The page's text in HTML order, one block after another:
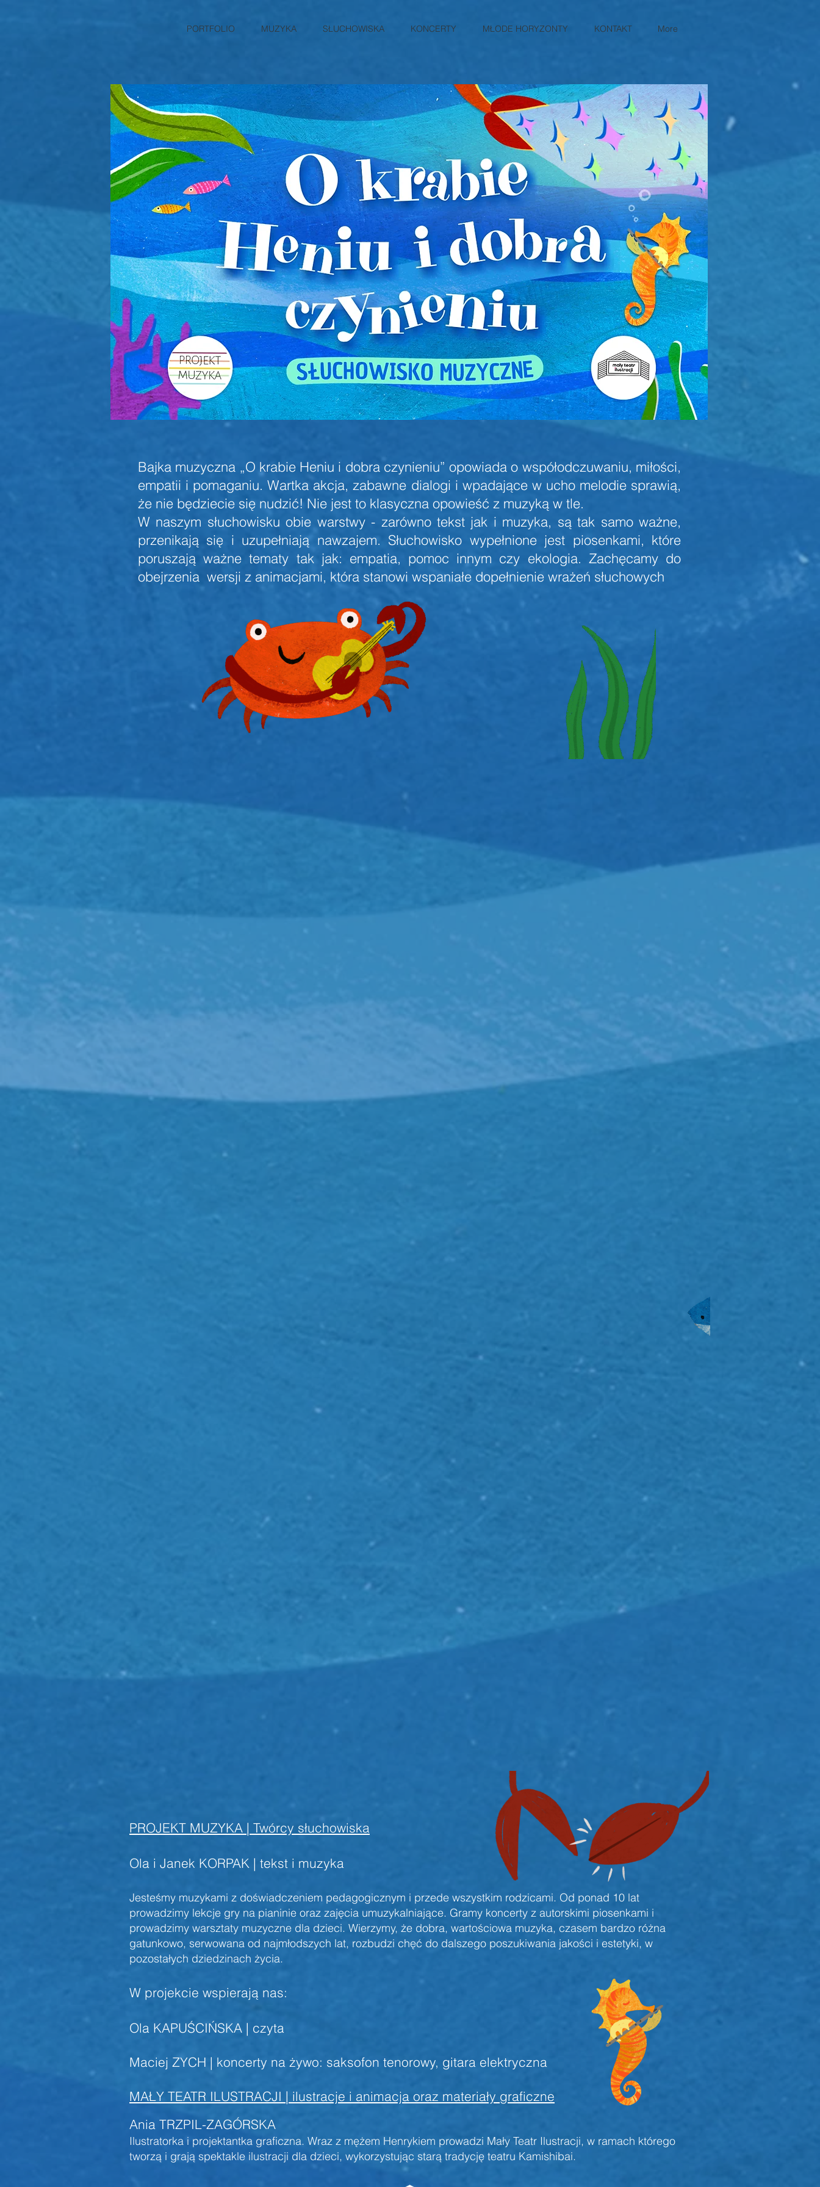
PORTFOLIO MUZYKA SŁUCHOWISKA KONCERTY MŁODE HORYZONTY KONTAKT More
Bajka muzyczna „O krabie Heniu i dobra czynieniu” opowiada o współodczuwaniu, miłości,
empatii i pomaganiu. Wartka akcja, zabawne dialogi i wpadające w ucho melodie sprawią,
że nie będziecie się nudzić! Nie jest to klasyczna opowieść z muzyką w tle.
W naszym słuchowisku obie warstwy - zarówno tekst jak i muzyka, są tak samo ważne,
przenikają się i uzupełniają nawzajem. Słuchowisko wypełnione jest piosenkami, które
poruszają ważne tematy tak jak: empatia, pomoc innym czy ekologia. Zachęcamy do
obejrzenia wersji z animacjami, która stanowi wspaniałe dopełnienie wrażeń słuchowych
PROJEKT MUZYKA | Twórcy słuchowiska
Ola i Janek KORPAK | tekst i muzyka
Jesteśmy muzykami z doświadczeniem pedagogicznym i przede wszystkim rodzicami. Od ponad 10 lat
prowadzimy lekcje gry na pianinie oraz zajęcia umuzykalniające. Gramy koncerty z autorskimi piosenkami i
prowadzimy warsztaty muzyczne dla dzieci. Wierzymy, że dobra, wartościowa muzyka, czasem bardzo różna
gatunkowo, serwowana od najmłodszych lat, rozbudzi chęć do dalszego poszukiwania jakości i estetyki, w
pozostałych dziedzinach życia.
W projekcie wspierają nas:
Ola KAPUŚCIŃSKA | czyta
Maciej ZYCH | koncerty na żywo: saksofon tenorowy, gitara elektryczna
MAŁY TEATR ILUSTRACJI | ilustracje i animacja oraz materiały graficzne
Ania TRZPIL-ZAGÓRSKA
Ilustratorka i projektantka graficzna. Wraz z mężem Henrykiem prowadzi Mały Teatr Ilustracji, w ramach którego
tworzą i grają spektakle ilustracji dla dzieci, wykorzystując starą tradycję teatru Kamishibai.